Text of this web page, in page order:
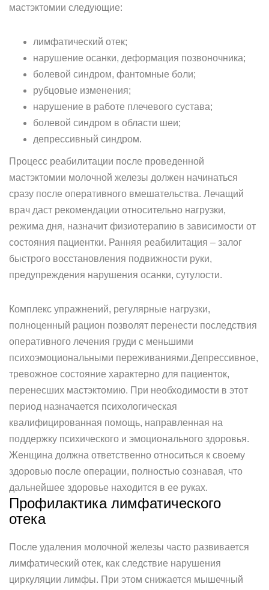
мастэктомии следующие:
лимфатический отек;
нарушение осанки, деформация позвоночника;
болевой синдром, фантомные боли;
рубцовые изменения;
нарушение в работе плечевого сустава;
болевой синдром в области шеи;
депрессивный синдром.
Процесс реабилитации после проведенной
мастэктомии молочной железы должен начинаться
сразу после оперативного вмешательства. Лечащий
врач даст рекомендации относительно нагрузки,
режима дня, назначит физиотерапию в зависимости от
состояния пациентки. Ранняя реабилитация – залог
быстрого восстановления подвижности руки,
предупреждения нарушения осанки, сутулости.
Комплекс упражнений, регулярные нагрузки,
полноценный рацион позволят перенести последствия
оперативного лечения груди с меньшими
психоэмоциональными переживаниями.Депрессивное,
тревожное состояние характерно для пациенток,
перенесших мастэктомию. При необходимости в этот
период назначается психологическая
квалифицированная помощь, направленная на
поддержку психического и эмоционального здоровья.
Женщина должна ответственно относиться к своему
здоровью после операции, полностью сознавая, что
дальнейшее здоровье находится в ее руках.
Профилактика лимфатического
отека
После удаления молочной железы часто развивается
лимфатический отек, как следствие нарушения
циркуляции лимфы. При этом снижается мышечный